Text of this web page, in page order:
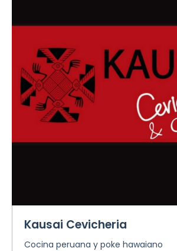
Kausai Cevicheria
Cocina peruana y poke hawaiano